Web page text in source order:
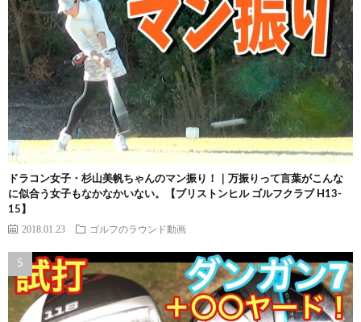
ドラコン女子・杉山美帆ちゃんのマン振り！｜万振りって言葉がこんな
に似合う女子もなかなかいない。【ブリストンヒル ゴルフクラブ H13-
15】
2018.01.23 ゴルフのラウンド動画